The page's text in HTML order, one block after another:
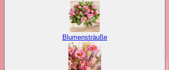
Blumensträuße